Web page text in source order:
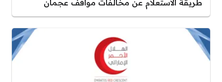
طريقة الاستعلام عن مخالفات مواقف عجمان